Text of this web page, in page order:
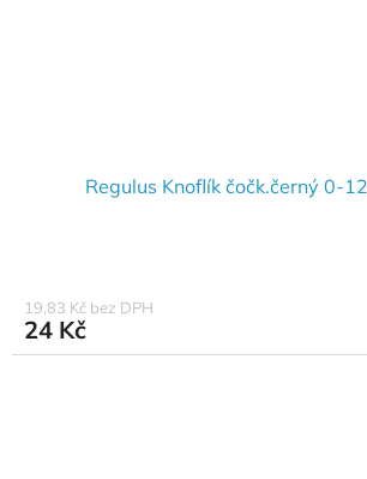
Regulus Knoflík čočk.černý 0-
19,83 Kč bez DPH
24 Kč